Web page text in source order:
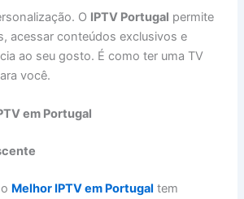
O IPTV Portugal permite
acessar conteúdos exclusivos e
ao seu gosto. É como ter uma TV
você.
em Portugal
Melhor IPTV em Portugal tem